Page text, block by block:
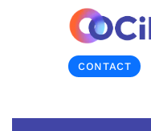
CONTACT